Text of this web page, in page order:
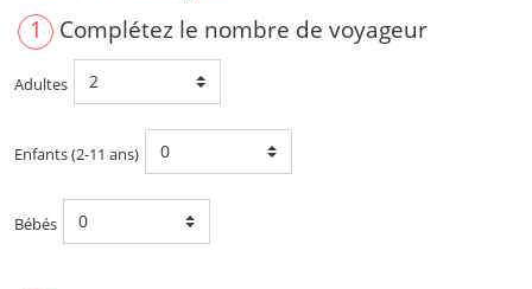
1 Complétez le nombre de voyageur
Adultes
Enfants (2-11 ans)
Bébés